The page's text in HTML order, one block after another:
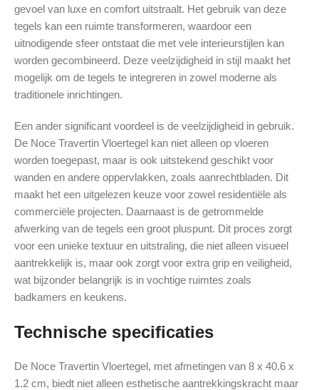
gevoel van luxe en comfort uitstraalt. Het gebruik van deze
tegels kan een ruimte transformeren, waardoor een
uitnodigende sfeer ontstaat die met vele interieurstijlen kan
worden gecombineerd. Deze veelzijdigheid in stijl maakt het
mogelijk om de tegels te integreren in zowel moderne als
traditionele inrichtingen.
Een ander significant voordeel is de veelzijdigheid in gebruik.
De Noce Travertin Vloertegel kan niet alleen op vloeren
worden toegepast, maar is ook uitstekend geschikt voor
wanden en andere oppervlakken, zoals aanrechtbladen. Dit
maakt het een uitgelezen keuze voor zowel residentiële als
commerciële projecten. Daarnaast is de getrommelde
afwerking van de tegels een groot pluspunt. Dit proces zorgt
voor een unieke textuur en uitstraling, die niet alleen visueel
aantrekkelijk is, maar ook zorgt voor extra grip en veiligheid,
wat bijzonder belangrijk is in vochtige ruimtes zoals
badkamers en keukens.
Technische specificaties
De Noce Travertin Vloertegel, met afmetingen van 8 x 40.6 x
1.2 cm, biedt niet alleen esthetische aantrekkingskracht maar